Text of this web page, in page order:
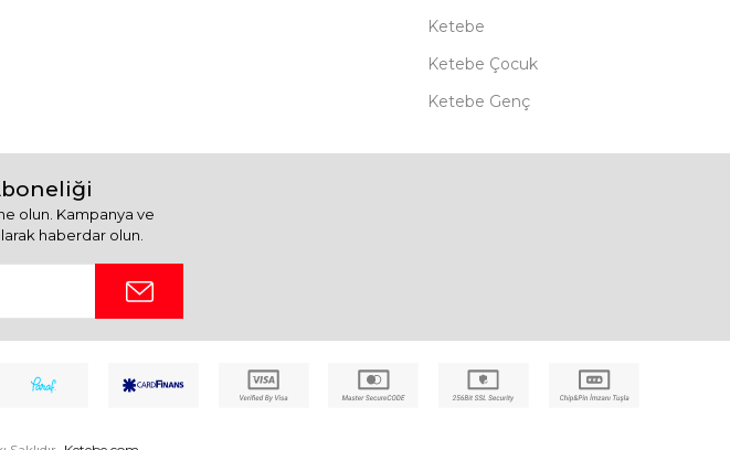
Ketebe
Ketebe Çocuk
Ketebe Genç
olun. Kampanya ve
haberdar olun.